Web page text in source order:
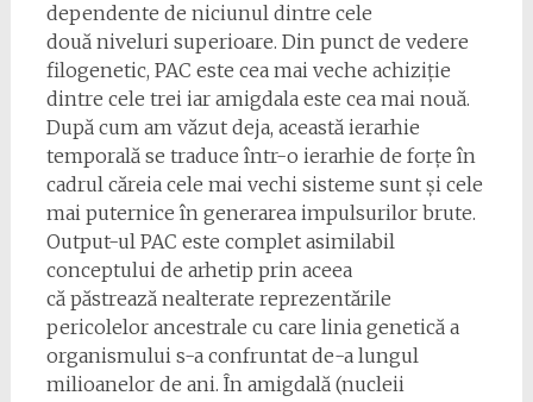
dependente de niciunul dintre cele
două niveluri superioare. Din punct de vedere
filogenetic, PAC este cea mai veche achiziție
dintre cele trei iar amigdala este cea mai nouă.
După cum am văzut deja, această ierarhie
temporală se traduce într-o ierarhie de forțe în
cadrul căreia cele mai vechi sisteme sunt și cele
mai puternice în generarea impulsurilor brute.
Output-ul PAC este complet asimilabil
conceptului de arhetip prin aceea
că păstrează nealterate reprezentările
pericolelor ancestrale cu care linia genetică a
organismului s-a confruntat de-a lungul
milioanelor de ani. În amigdală (nucleii